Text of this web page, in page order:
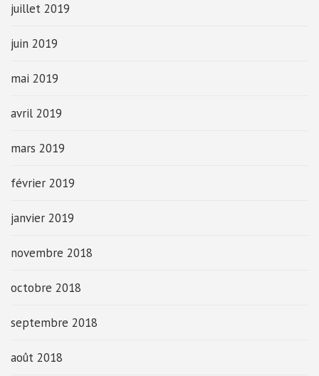
juillet 2019
juin 2019
mai 2019
avril 2019
mars 2019
février 2019
janvier 2019
novembre 2018
octobre 2018
septembre 2018
août 2018